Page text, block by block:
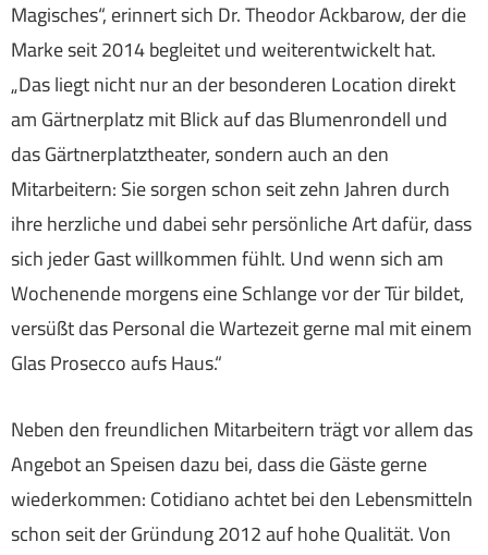
Magisches“, erinnert sich Dr. Theodor Ackbarow, der die
Marke seit 2014 begleitet und weiterentwickelt hat.
„Das liegt nicht nur an der besonderen Location direkt
am Gärtnerplatz mit Blick auf das Blumenrondell und
das Gärtnerplatztheater, sondern auch an den
Mitarbeitern: Sie sorgen schon seit zehn Jahren durch
ihre herzliche und dabei sehr persönliche Art dafür, dass
sich jeder Gast willkommen fühlt. Und wenn sich am
Wochenende morgens eine Schlange vor der Tür bildet,
versüßt das Personal die Wartezeit gerne mal mit einem
Glas Prosecco aufs Haus.“
Neben den freundlichen Mitarbeitern trägt vor allem das
Angebot an Speisen dazu bei, dass die Gäste gerne
wiederkommen: Cotidiano achtet bei den Lebensmitteln
schon seit der Gründung 2012 auf hohe Qualität. Von